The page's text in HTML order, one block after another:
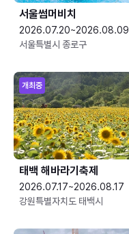
서울썸머비치
2026.07.20~2026.08.09
서울특별시 종로구
개최중
태백 해바라기축제
2026.07.17~2026.08.17
강원특별자치도 태백시